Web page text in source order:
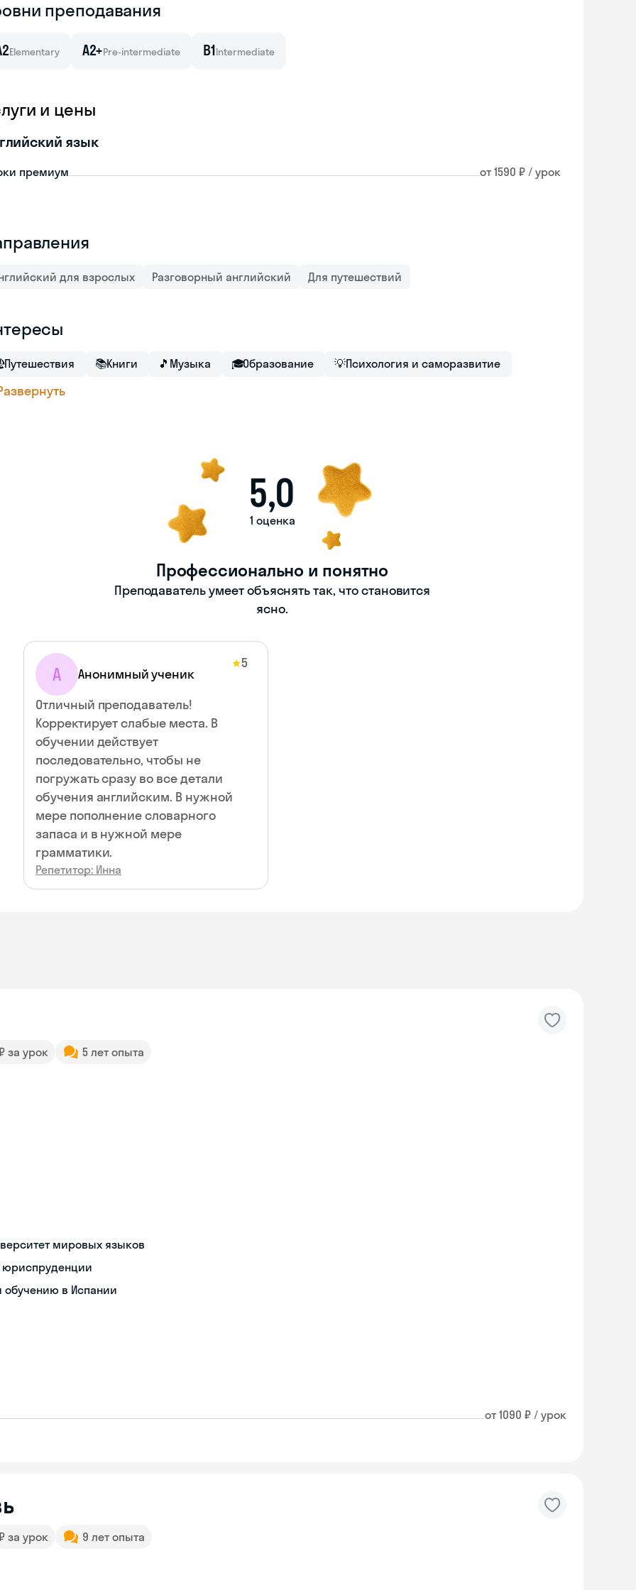
преподавания
Elementary A2+Pre-intermediate B1Intermediate
и цены
язык
премиум от 1590 ₽ / урок
для взрослых Разговорный английский Для путешествий
Путешествия 📚Книги 🎵 Музыка 🎓Образование 💡Психология и саморазвитие
5,0
1 оценка
Профессионально и понятно
Преподаватель умеет объяснять так, что становится
ясно.
А Анонимный ученик
★5
Отличный преподаватель!
Корректирует слабые места. В
обучении действует
последовательно, чтобы не
погружать сразу во все детали
обучения английским. В нужной
мере пополнение словарного
запаса и в нужной мере
грамматики.
Репетитор: Инна
за урок 5 лет опыта
мировых языков
юриспруденции
обучению в Испании
от 1090 ₽ / урок
за урок 9 лет опыта